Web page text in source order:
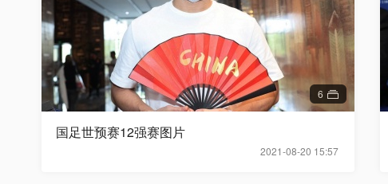
6
2021-08-20 15:57
国足世预赛12强赛图片